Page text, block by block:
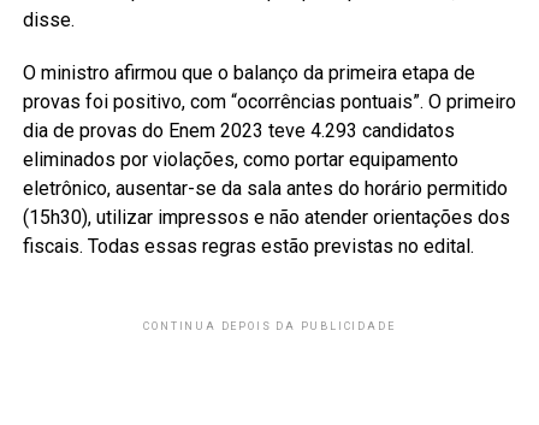
disse.
O ministro afirmou que o balanço da primeira etapa de
provas foi positivo, com “ocorrências pontuais”. O primeiro
dia de provas do Enem 2023 teve 4.293 candidatos
eliminados por violações, como portar equipamento
eletrônico, ausentar-se da sala antes do horário permitido
(15h30), utilizar impressos e não atender orientações dos
fiscais. Todas essas regras estão previstas no edital.
CONTINUA DEPOIS DA PUBLICIDADE